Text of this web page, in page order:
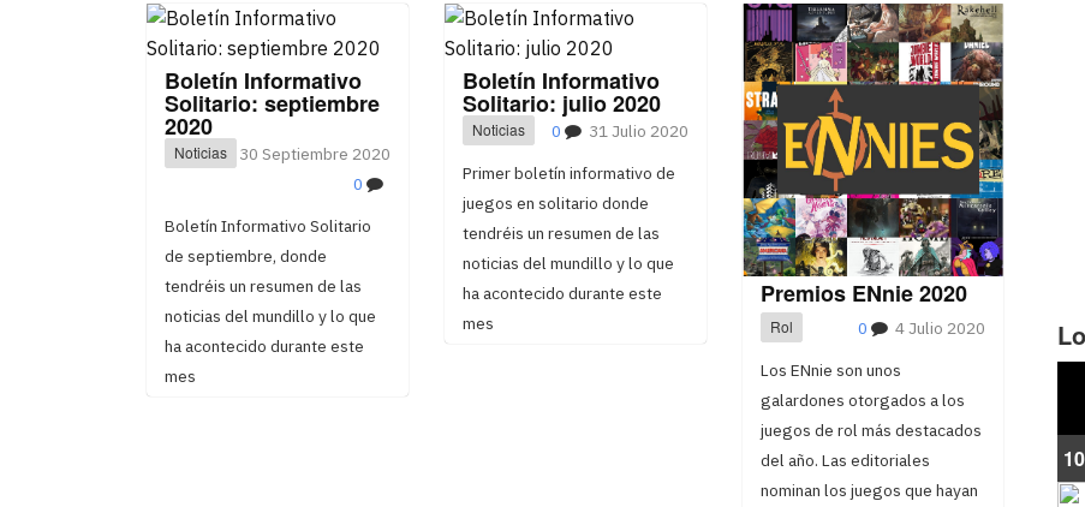
Boletín Informativo
Solitario: septiembre
2020
Noticias
30 Septiembre 2020
0
Boletín Informativo Solitario
de septiembre, donde
tendréis un resumen de las
noticias del mundillo y lo que
ha acontecido durante este
mes
Boletín Informativo
Solitario: julio 2020
Noticias 31 Julio 2020
0
Primer boletín informativo de
juegos en solitario donde
tendréis un resumen de las
noticias del mundillo y lo que
ha acontecido durante este
mes
Premios ENnie 2020
Rol 4 Julio 2020
0
Los ENnie son unos
galardones otorgados a los
juegos de rol más destacados
del año. Las editoriales
nominan los juegos que hayan